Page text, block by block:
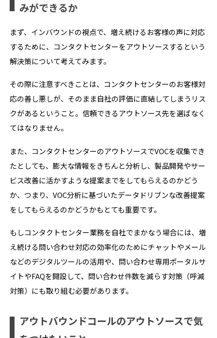
みができるか
まず、インバウンドの視点で、増え続けるお客様の声に対応
するために、コンタクトセンターをアウトソースするという
解決策について考えてみます。
その際に注意すべきことは、コンタクトセンターのお客様対
応の善し悪しが、そのまま自社の評価に直結してしまうリス
クがあるということ。信頼できるアウトソース先を選ばなく
てはなりません。
また、コンタクトセンターのアウトソースでVOCを収集でき
たとしても、膨大な情報をきちんと分析し、製品開発やサー
ビス改善に活かすような提案までをしてもらえるのかどう
か、つまり、 VOC分析に基づいたデータドリブンな改善提案
をしてもらえるのかどうかもとても重要です。
もしコンタクトセンター業務を自社でまかなう場合には、増
え続ける問い合わせ対応の効率化のためにチャットやメール
などのデジタルツールの活用や、問い合わせ専用ポータルサ
イトやFAQを開設して、問い合わせ件数を減らす対策（呼減
対策）にも取り組む必要があります。
アウトバウンドコールのアウトソースで気